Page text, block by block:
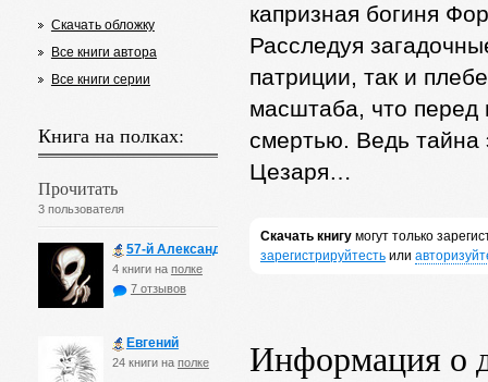
Скачать обложку
Все книги автора
Все книги серии
Книга на полках:
Прочитать
3 пользователя
57-й Александр
4 книги на полке
7 отзывов
Евгений
24 книги на полке
капризная богиня
Расследуя
патриции, так и
масштаба, что
смертью. Ведь тайна
Цезаря…
Скачать книгумогут только
зарегистрируйтестьили
Информация о